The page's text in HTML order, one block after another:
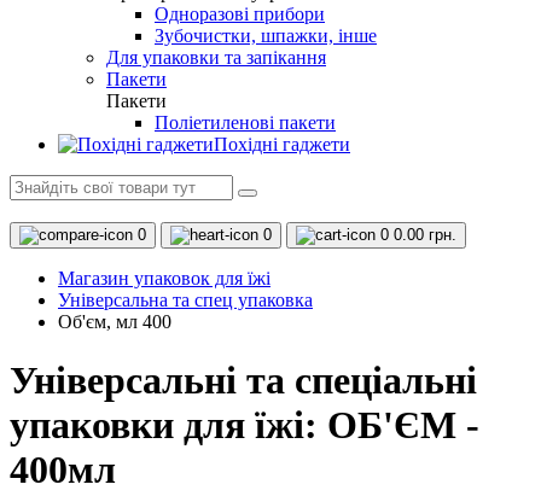
Одноразові прибори
Зубочистки, шпажки, інше
Для упаковки та запікання
Пакети
Пакети
Поліетиленові пакети
Похідні гаджети
0 0 0 0.00 грн.
Магазин упаковок для їжі
Універсальна та спец упаковка
Об'єм, мл 400
Універсальні та спеціальні
упаковки для їжі: ОБ'ЄМ -
400мл